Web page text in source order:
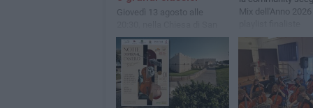
Giovedì 13 agosto alle
Rocco
Mix dell'Anno